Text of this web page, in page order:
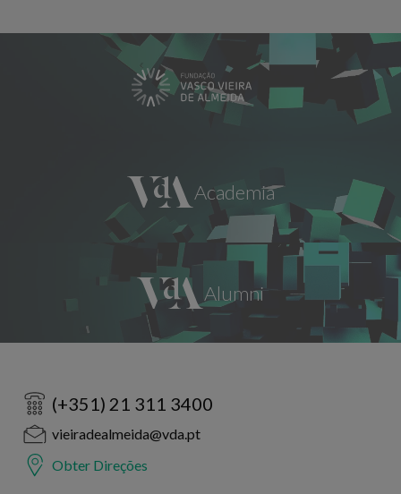
(+351) 21 311 3400
vieiradealmeida@vda.pt
Obter Direções